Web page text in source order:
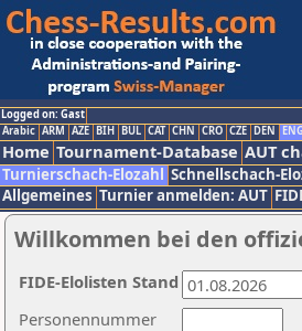
Logged on: Gast
Arabic ARM AZE BIH BUL CAT CHN CRO CZE DEN ENG
Home Tournament-Database AUT
Turnierschach-Elozahl Schnellschach-
Allgemeines Turnier anmelden: AUT
Willkommen bei den
Personennummer
FIDE-Elolisten Stand